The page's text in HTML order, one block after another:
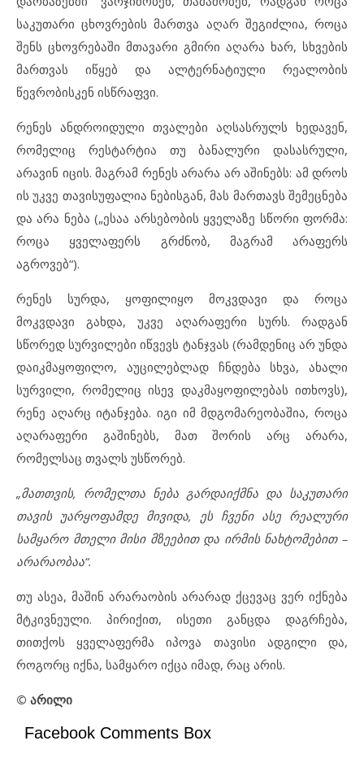
საკუთარი ცხოვრების მართვა აღარ შეგიძლია, როცა
შენს ცხოვრებაში მთავარი გმირი აღარა ხარ, სხვების
მართვას იწყებ და ალტერნატიული რეალობის
წევრობისკენ ისწრაფვი.
რენეს ანდროიდული თვალები აღსასრულს ხედავენ,
რომელიც რესტარტია თუ ბანალური დასასრული,
არავინ იცის. მაგრამ რენეს არარა არ აშინებს: ამ დროს
ის უკვე თავისუფალია ნებისგან, მას მართავს შემეცნება
და არა ნება („ესაა არსებობის ყველაზე სწორი ფორმა:
როცა ყველაფერს გრძნობ, მაგრამ არაფერს
აგროვებ“).
რენეს სურდა, ყოფილიყო მოკვდავი და როცა
მოკვდავი გახდა, უკვე აღარაფერი სურს. რადგან
სწორედ სურვილები იწვევს ტანჯვას (რამდენიც არ უნდა
დაიკმაყოფილო, აუცილებლად ჩნდება სხვა, ახალი
სურვილი, რომელიც ისევ დაკმაყოფილებას ითხოვს),
რენე აღარც იტანჯება. იგი იმ მდგომარეობაშია, როცა
აღარაფერი გაშინებს, მათ შორის არც არარა,
რომელსაც თვალს უსწორებ.
„მათთვის, რომელთა ნება გარდაიქმნა და საკუთარი
თავის უარყოფამდე მივიდა, ეს ჩვენი ასე რეალური
სამყარო მთელი მისი მზეებით და ირმის ნახტომებით –
არარაობაა“.
თუ ასეა, მაშინ არარაობის არარად ქცევაც ვერ იქნება
მტკივნეული. პირიქით, ისეთი განცდა დაგრჩება,
თითქოს ყველაფერმა იპოვა თავისი ადგილი და,
როგორც იქნა, სამყარო იქცა იმად, რაც არის.
© არილი
Facebook Comments Box